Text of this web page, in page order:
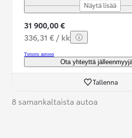
Näytä lisää
31 900,00 €
336,31 € / kk
Tutustu autoon
Ota yhteyttä
Tallenna
8 samankaltaista autoa